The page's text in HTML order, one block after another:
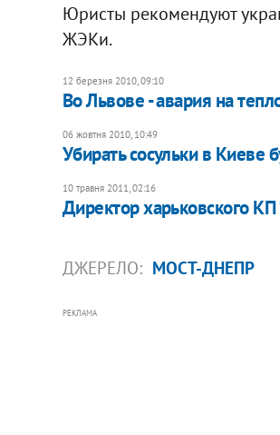
Юристы рекомендуют
ЖЭКи.
12 березня 2010, 09:10
Во Львове - авария на
06 жовтня 2010, 10:49
Убирать сосульки в Киеве
10 травня 2011, 02:16
Директор харьковского
ДЖЕРЕЛО: МОСТ-ДНЕПР
РЕКЛАМА